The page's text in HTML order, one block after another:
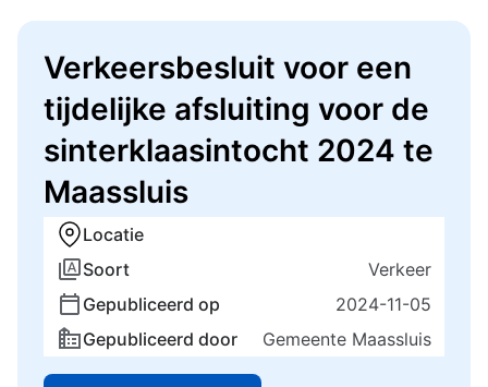
Verkeersbesluit voor een
tijdelijke afsluiting voor de
sinterklaasintocht 2024 te
Maassluis
Locatie
Soort
Verkeer
Gepubliceerd op
2024-11-05
Gepubliceerd door
Gemeente Maassluis